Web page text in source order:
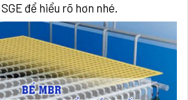
SGE để hiểu rõ hơn nhé.